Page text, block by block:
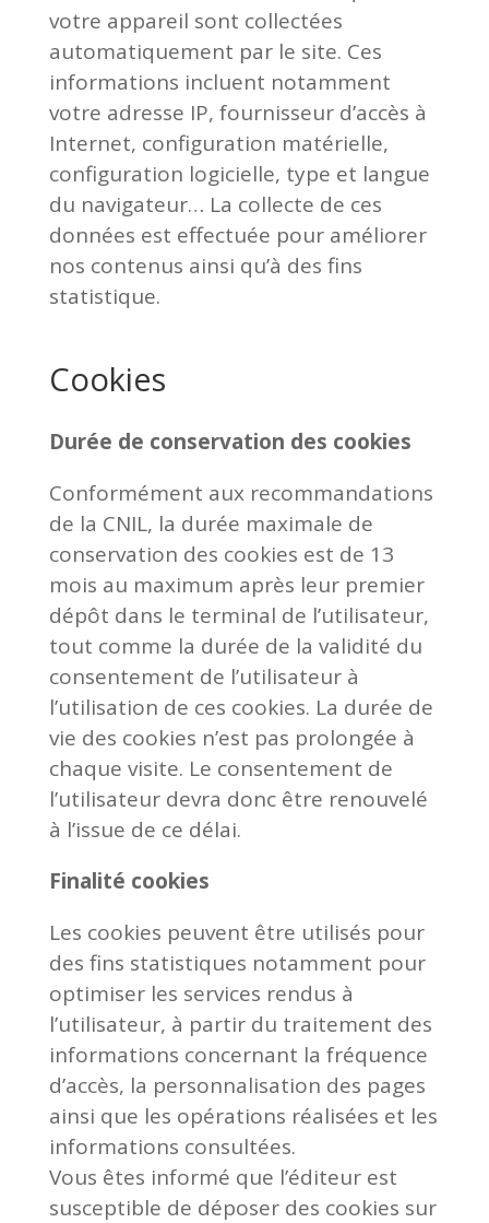
votre appareil sont collectées
automatiquement par le site. Ces
informations incluent notamment
votre adresse IP, fournisseur d’accès à
Internet, configuration matérielle,
configuration logicielle, type et langue
du navigateur… La collecte de ces
données est effectuée pour améliorer
nos contenus ainsi qu’à des fins
statistique.
Cookies
Durée de conservation des cookies
Conformément aux recommandations
de la CNIL, la durée maximale de
conservation des cookies est de 13
mois au maximum après leur premier
dépôt dans le terminal de l’utilisateur,
tout comme la durée de la validité du
consentement de l’utilisateur à
l’utilisation de ces cookies. La durée de
vie des cookies n’est pas prolongée à
chaque visite. Le consentement de
l’utilisateur devra donc être renouvelé
à l’issue de ce délai.
Finalité cookies
Les cookies peuvent être utilisés pour
des fins statistiques notamment pour
optimiser les services rendus à
l’utilisateur, à partir du traitement des
informations concernant la fréquence
d’accès, la personnalisation des pages
ainsi que les opérations réalisées et les
informations consultées.
Vous êtes informé que l’éditeur est
susceptible de déposer des cookies sur